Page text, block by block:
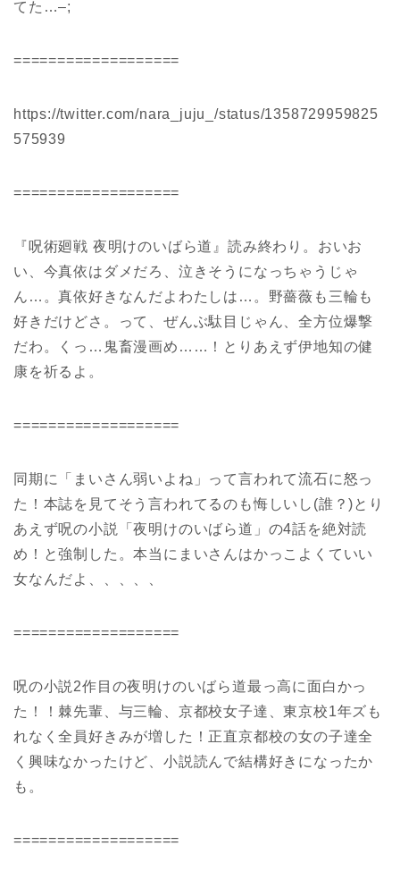
てた…–;
===================
https://twitter.com/nara_juju_/status/1358729959825
575939
===================
『呪術廻戦 夜明けのいばら道』読み終わり。おいお
い、今真依はダメだろ、泣きそうになっちゃうじゃ
ん…。真依好きなんだよわたしは…。野薔薇も三輪も
好きだけどさ。って、ぜんぶ駄目じゃん、全方位爆撃
だわ。くっ…鬼畜漫画め……！とりあえず伊地知の健
康を祈るよ。
===================
同期に「まいさん弱いよね」って言われて流石に怒っ
た！本誌を見てそう言われてるのも悔しいし(誰？)とり
あえず呪の小説「夜明けのいばら道」の4話を絶対読
め！と強制した。本当にまいさんはかっこよくていい
女なんだよ、、、、、
===================
呪の小説2作目の夜明けのいばら道最っ高に面白かっ
た！！棘先輩、与三輪、京都校女子達、東京校1年ズも
れなく全員好きみが増した！正直京都校の女の子達全
く興味なかったけど、小説読んで結構好きになったか
も。
===================